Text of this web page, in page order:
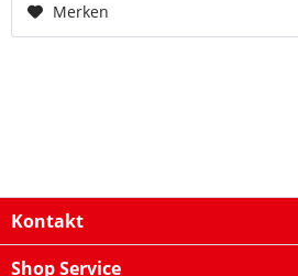
Merken
Kontakt
Shop Service